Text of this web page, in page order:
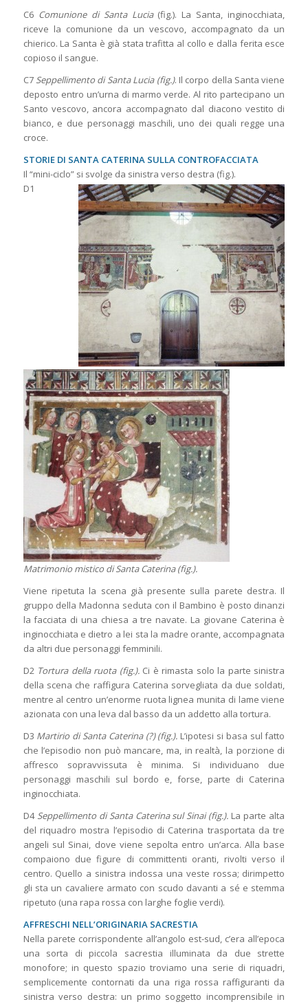
C6 Comunione di Santa Lucia(fig.). La Santa, inginocchiata,
riceve la comunione da un vescovo, accompagnato da un
chierico. La Santa è già stata trafitta al collo e dalla ferita esce
copioso il sangue.
C7 Seppellimento di Santa Lucia (fig.). Il corpo della Santa viene
deposto entro un’urna di marmo verde. Al rito partecipano un
Santo vescovo, ancora accompagnato dal diacono vestito di
bianco, e due personaggi maschili, uno dei quali regge una
croce.
STORIE DI SANTA CATERINA SULLA CONTROFACCIATA
Il “mini-ciclo” si svolge da sinistra verso destra (fig.).
D1
Matrimonio mistico di Santa Caterina (fig.).
Viene ripetuta la scena già presente sulla parete destra. Il
gruppo della Madonna seduta con il Bambino è posto dinanzi
la facciata di una chiesa a tre navate. La giovane Caterina è
inginocchiata e dietro a lei sta la madre orante, accompagnata
da altri due personaggi femminili.
D2 Tortura della ruota (fig.). Ci è rimasta solo la parte sinistra
della scena che raffigura Caterina sorvegliata da due soldati,
mentre al centro un’enorme ruota lignea munita di lame viene
azionata con una leva dal basso da un addetto alla tortura.
D3 Martirio di Santa Caterina (?) (fig.). L’ipotesi si basa sul fatto
che l’episodio non può mancare, ma, in realtà, la porzione di
affresco sopravvissuta è minima. Si individuano due
personaggi maschili sul bordo e, forse, parte di Caterina
inginocchiata.
D4 Seppellimento di Santa Caterina sul Sinai (fig.). La parte alta
del riquadro mostra l’episodio di Caterina trasportata da tre
angeli sul Sinai, dove viene sepolta entro un’arca. Alla base
compaiono due figure di committenti oranti, rivolti verso il
centro. Quello a sinistra indossa una veste rossa; dirimpetto
gli sta un cavaliere armato con scudo davanti a sé e stemma
ripetuto (una rapa rossa con larghe foglie verdi).
AFFRESCHI NELL’ORIGINARIA SACRESTIA
Nella parete corrispondente all’angolo est-sud, c’era all’epoca
una sorta di piccola sacrestia illuminata da due strette
monofore; in questo spazio troviamo una serie di riquadri,
semplicemente contornati da una riga rossa raffiguranti da
sinistra verso destra: un primo soggetto incomprensibile in